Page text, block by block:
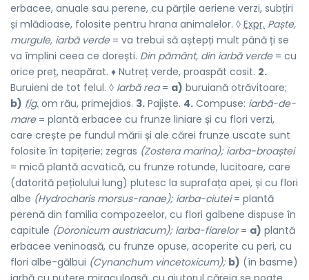
erbacee, anuale sau perene, cu părțile aeriene verzi, subțiri
și mlădioase, folosite pentru hrana animalelor. ◊ Expr. Paște,
murgule, iarbă verde= va trebui să aștepți mult până ți se
va împlini ceea ce dorești. Din pământ, din iarbă verde= cu
orice preț, neapărat. ♦ Nutreț verde, proaspăt cosit. 2.
Buruieni de tot felul. ◊ Iarbă rea= a) buruiană otrăvitoare;
b) fig. om rău, primejdios. 3. Pajiște. 4. Compuse: iarbă-de-
mare= plantă erbacee cu frunze liniare și cu flori verzi,
care crește pe fundul mării și ale cărei frunze uscate sunt
folosite în tapițerie; zegras (Zostera marina); iarba-broaștei
= mică plantă acvatică, cu frunze rotunde, lucitoare, care
(datorită pețiolului lung) plutesc la suprafața apei, și cu flori
albe (Hydrocharis morsus-ranae); iarba-ciutei= plantă
perenă din familia compozeelor, cu flori galbene dispuse în
capitule (Doronicum austriacum); iarba-fiarelor= a) plantă
erbacee veninoasă, cu frunze opuse, acoperite cu peri, cu
flori albe-gălbui (Cynanchum vincetoxicum); b) (în basme)